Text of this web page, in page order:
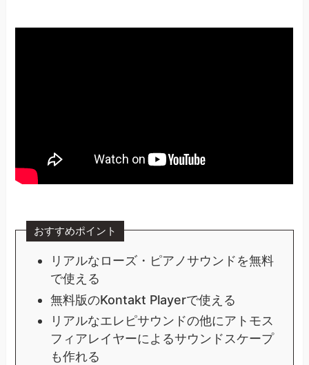
おすすめポイント
リアルなローズ・ピアノサウンドを無料
で使える
無料版のKontakt Playerで使える
リアルなエレピサウンドの他にアトモス
フィアレイヤーによるサウンドスケープ
も作れる